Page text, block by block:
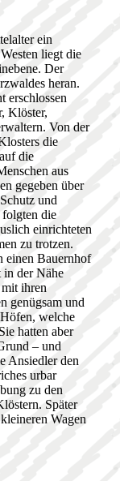
ein
liegt die
Der
heran.
erschlossen
Klöster,
Von der
die
die
aus
gegeben über
und
die
einrichteten
zu trotzen.
einen Bauernhof
in der Nähe
ihren
genügsam und
welche
hatten aber
– und
Ansiedler den
urbar
zu den
Später
Wagen